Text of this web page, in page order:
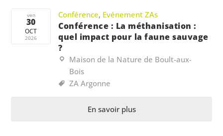
ven
30
OCT
2026
Conférence, Evénement ZAs
Conférence : La méthanisation :
quel impact pour la faune sauvage
?
Maison de la Nature de Boult-aux-
Bois
ZA Argonne
En savoir plus